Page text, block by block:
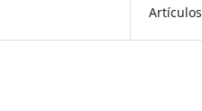
Artículos